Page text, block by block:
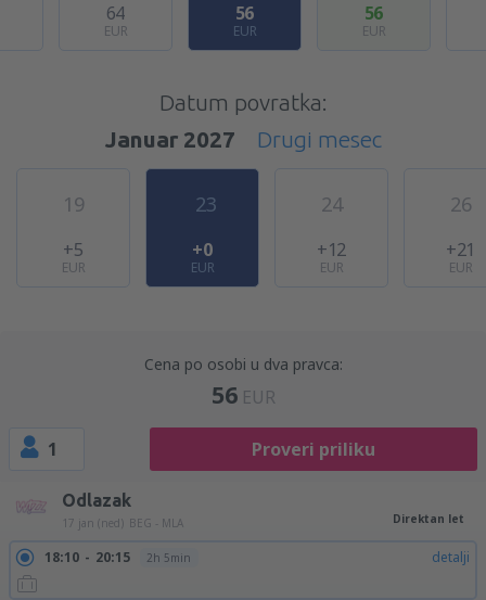
64
EUR
56
EUR
56
EUR
Datum povratka:
Januar 2027
Drugi mesec
19
+5
EUR
23
+0
EUR
24
+12
EUR
26
+21
EUR
Cena po osobi u dva pravca:
56 EUR
1 Proveri priliku
Odlazak
17 jan (ned) BEG - MLA Direktan let
18:10 20:15 2h 5min detalji